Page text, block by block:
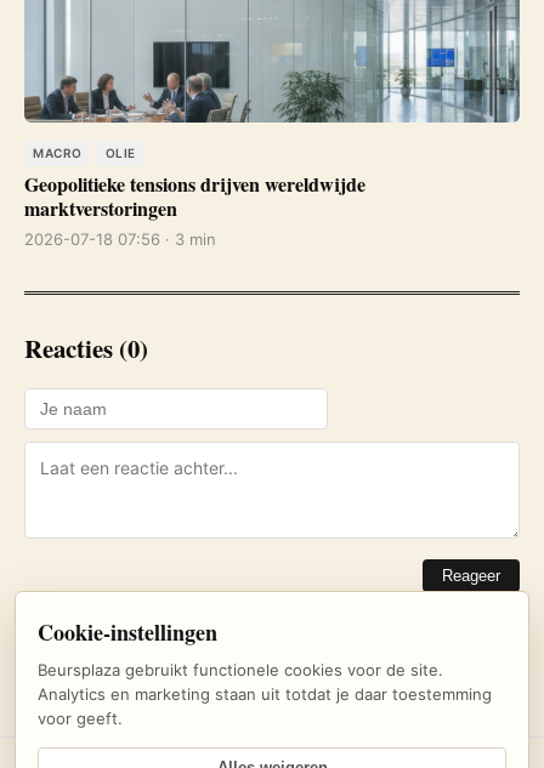
MACRO OLIE
Geopolitieke tensions drijven wereldwijde
marktverstoringen
2026-07-18 07:56 · 3 min
Reacties (0)
Reageer
Nog geen reacties. Wees de eerste!
Cookie-instellingen
Beursplaza gebruikt functionele cookies voor de site.
Analytics en marketing staan uit totdat je daar toestemming
voor geeft.